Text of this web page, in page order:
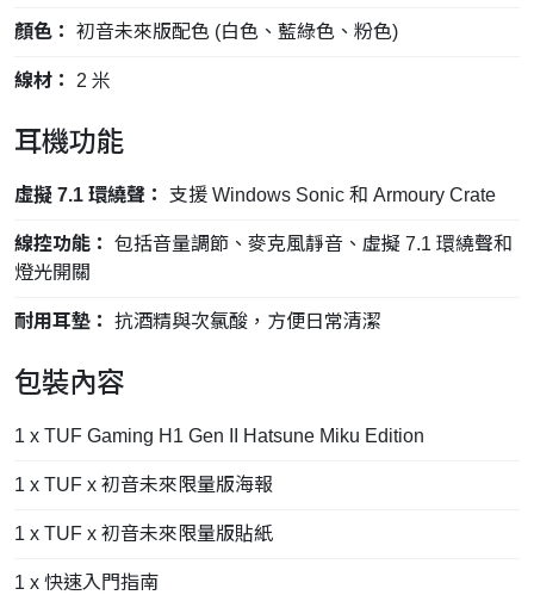
顏色： 初音未來版配色 (白色、藍綠色、粉色)
線材： 2 米
耳機功能
虛擬 7.1 環繞聲： 支援 Windows Sonic 和 Armoury Crate
線控功能：
包括音量調節、麥克風靜音、虛擬 7.1 環繞聲和
燈光開關
耐用耳墊： 抗酒精與次氯酸，方便日常清潔
包裝內容
1 x TUF Gaming H1 Gen II Hatsune Miku Edition
1 x TUF x 初音未來限量版海報
1 x TUF x 初音未來限量版貼紙
1 x 快速入門指南